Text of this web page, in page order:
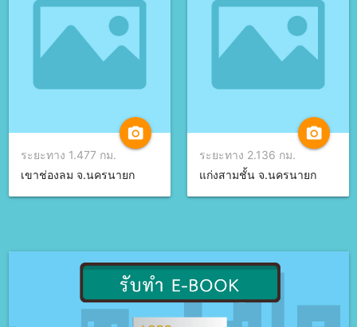
camera_alt
ระยะทาง 1.477 กม.
เขาช่องลม จ.นครนายก
camera_alt
ระยะทาง 2.136 กม.
แก่งสามชั้น จ.นครนายก